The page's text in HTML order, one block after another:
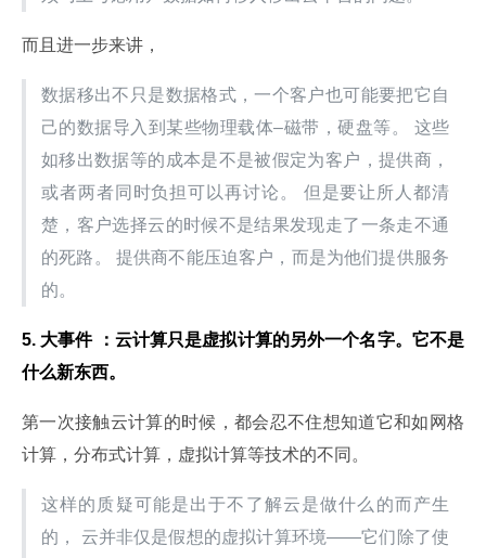
而且进一步来讲，
数据移出不只是数据格式，一个客户也可能要把它自
己的数据导入到某些物理载体–磁带，硬盘等。 这些
如移出数据等的成本是不是被假定为客户，提供商，
或者两者同时负担可以再讨论。 但是要让所人都清
楚，客户选择云的时候不是结果发现走了一条走不通
的死路。 提供商不能压迫客户，而是为他们提供服务
的。
5. 大事件 ：云计算只是虚拟计算的另外一个名字。它不是
什么新东西。
第一次接触云计算的时候，都会忍不住想知道它和如网格
计算，分布式计算，虚拟计算等技术的不同。
这样的质疑可能是出于不了解云是做什么的而产生
的， 云并非仅是假想的虚拟计算环境——它们除了使